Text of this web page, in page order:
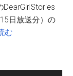
ス
ケ
日放送分）の
む
636